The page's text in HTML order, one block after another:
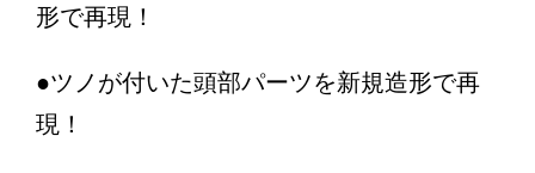
形で再現！
●ツノが付いた頭部パーツを新規造形で再
現！